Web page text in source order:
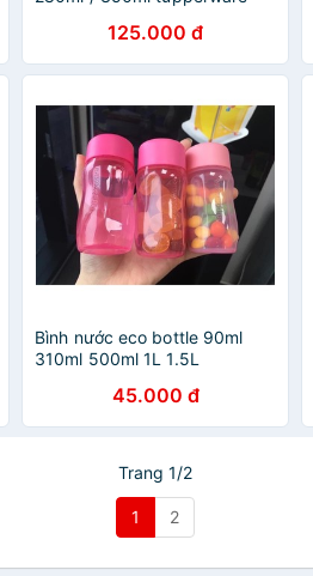
125.000 đ
Bình nước eco bottle 90ml
310ml 500ml 1L 1.5L
45.000 đ
Trang 1/2
1 2